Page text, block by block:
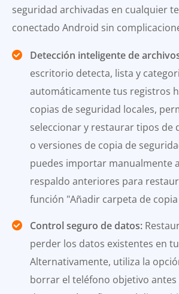
seguridad archivadas en cualquier
conectado Android sin
Detección inteligente de
escritorio detecta, lista y
automáticamente tus registros
copias de seguridad locales,
seleccionar y restaurar tipos de
o versiones de copia de
puedes importar manualmente
respaldo anteriores para
función "Añadir carpeta de
Control seguro de datos:
perder los datos existentes en
Alternativamente, utiliza la
borrar el teléfono objetivo